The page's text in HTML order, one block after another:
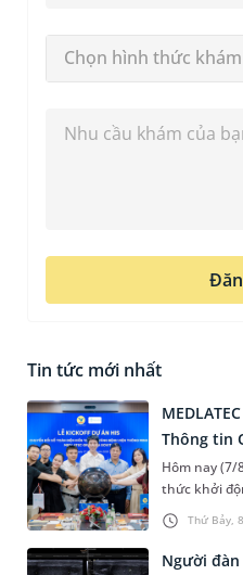
Chọn hình thức khám
Tin tức mới nhất
Thứ Bảy,
Thông tin
Hôm nay (7/
thức khởi
Quản lý
System) giai
Người